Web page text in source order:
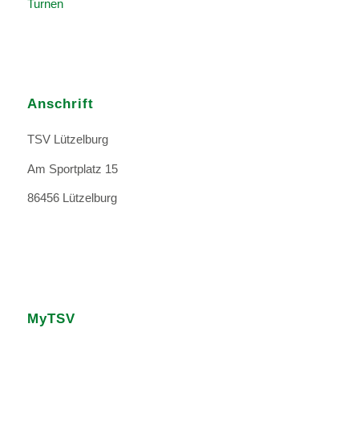
Turnen
Anschrift
TSV Lützelburg
Am Sportplatz 15
86456 Lützelburg
MyTSV